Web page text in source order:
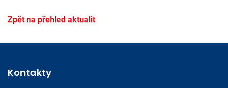
Zpět na přehled aktualit
Kontakty